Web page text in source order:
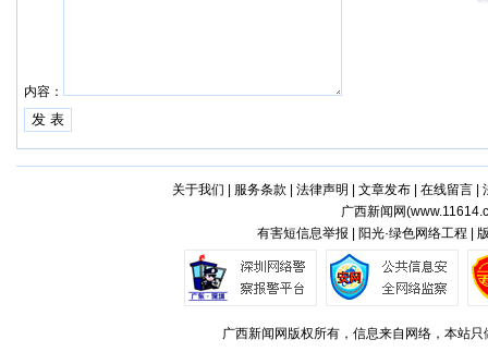
内容：
关于我们 服务条款 法律声明 文章发布| 在线留言|
广西新闻网(
有害短信息举报 | 阳光·绿色网络工程 |
广西新闻网版权所有，信息来自网络，本站